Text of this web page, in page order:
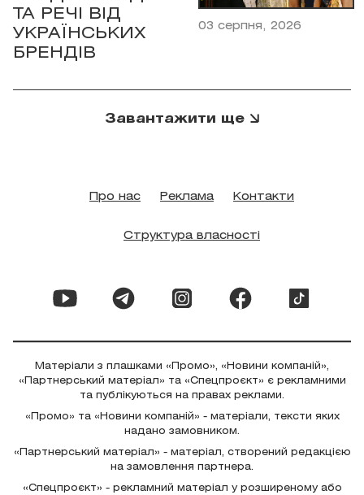
ТА РЕЧІ ВІД
УКРАЇНСЬКИХ
БРЕНДІВ
03 серпня, 2026
Завантажити ще
Про нас Реклама Контакти
Структура власності
Матеріали з плашками «Промо», «Новини компаній»,
«Партнерський матеріал» та «Спецпроєкт» є рекламними
та публікуються на правах реклами.
«Промо» та «Новини компаній» - матеріали, тексти яких
надано замовником.
«Партнерський матеріал» - матеріал, створений редакцією
на замовлення партнера.
«Спецпроєкт» - рекламний матеріал у розширеному або